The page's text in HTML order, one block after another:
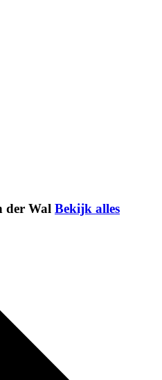
der Wal Bekijk alles